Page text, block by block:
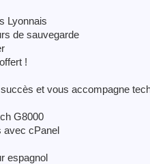
Lyonnais
de sauvegarde
!
et vous accompagne
G8000
avec cPanel
espagnol